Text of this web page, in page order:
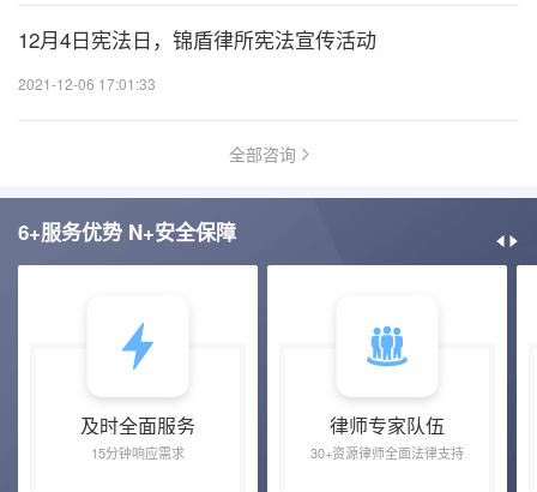
12月4日宪法日，锦盾律所宪法宣传活动
2021-12-06 17:01:33
全部咨询
6+服务优势 N+安全保障
及时全面服务
15分钟响应需求
律师专家队伍
30+资源律师全面法律支持